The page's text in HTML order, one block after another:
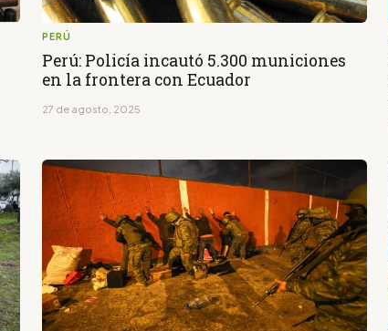
PERÚ
Perú: Policía incautó 5.300 municiones
en la frontera con Ecuador
27 de agosto, 2025